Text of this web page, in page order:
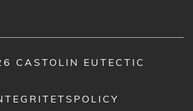
CASTOLIN EUTECTIC